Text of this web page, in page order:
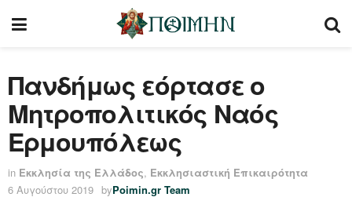
Πανδήμως εόρτασε ο
Μητροπολιτικός Ναός
Ερμουπόλεως
in Εκκλησία της Ελλάδος, Εκκλησιαστική Επικαιρότητα
6 Αυγούστου 2019 byPoimin.gr Team